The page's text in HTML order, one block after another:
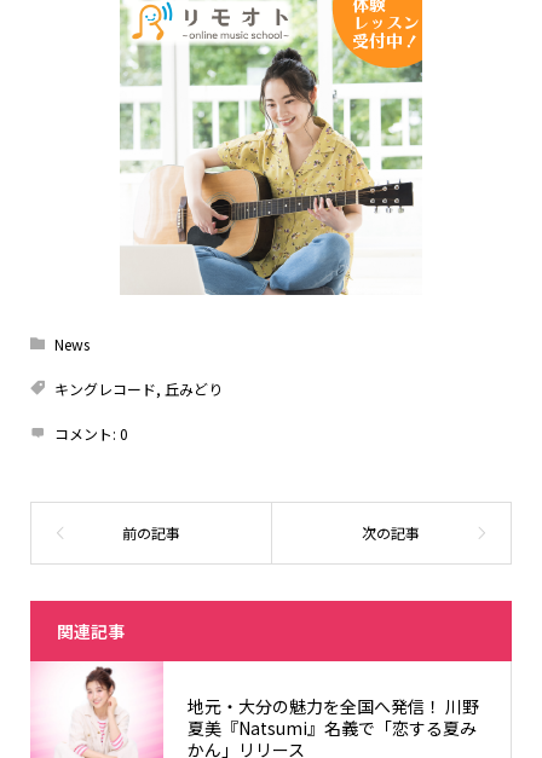
News
キングレコード, 丘みどり
コメント: 0
関連記事
地元・大分の魅力を全国へ発信！ 川野
夏美『Natsumi』名義で「恋する夏み
かん」リリース